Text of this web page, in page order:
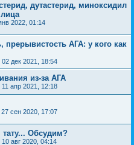
дутастерид, миноксидил
2022, 01:14
прерывистость АГА: у кого как
02 дек 2021, 18:54
из-за АГА
11 апр 2021, 12:18
27 сен 2020, 17:07
тату... Обсудим?
10 авг 2020, 04:14